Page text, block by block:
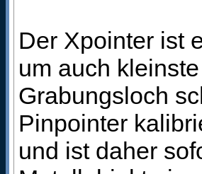
Der Xpointer ist
um auch
Grabungsloch
Pinpointer
und ist daher